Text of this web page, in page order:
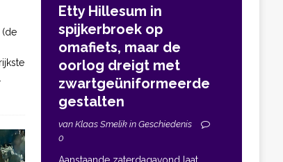
(de
Etty Hillesum in
spijkerbroek op
omafiets, maar de
oorlog dreigt met
zwartgeüniformeerde
gestalten
van Klaas Smelik in Geschiedenis
0